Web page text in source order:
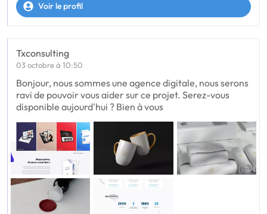
Voir le profil
Txconsulting
03 octobre à 10:50
Bonjour, nous sommes une agence digitale, nous serons
ravi de pouvoir vous aider sur ce projet. Serez-vous
disponible aujourd'hui ? Bien à vous